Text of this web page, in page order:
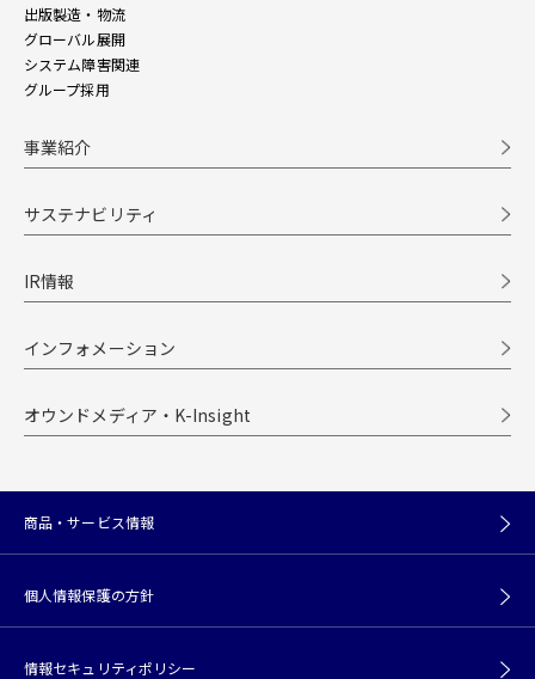
出版製造・物流
グローバル展開
システム障害関連
グループ採用
事業紹介
サステナビリティ
IR情報
インフォメーション
オウンドメディア・K-Insight
商品・サービス情報
個人情報保護の方針
情報セキュリティポリシー